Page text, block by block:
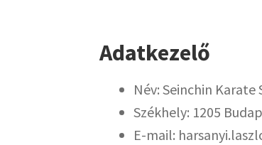
Adatkezelő
Név: Seinchin Karate
Székhely: 1205
E-mail: